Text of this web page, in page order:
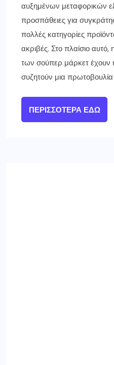
αυξημένων μεταφορικών
προσπάθειες για
πολλές κατηγορίες
ακριβές. Στο πλαίσιο
των σούπερ μάρκετ έχουν
συζητούν μια
ΠΕΡΙΣΣΌΤΕΡΑ ΕΔΏ